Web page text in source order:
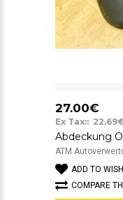
27.00€
Ex Tax::
ATM
ADD TO
COMPARE